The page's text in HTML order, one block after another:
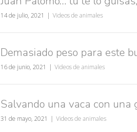
14 de julio, 2021 Videos de animales
Demasiado peso para este
16 de junio, 2021 Videos de animales
Salvando una vaca con una
31 de mayo, 2021 Videos de animales